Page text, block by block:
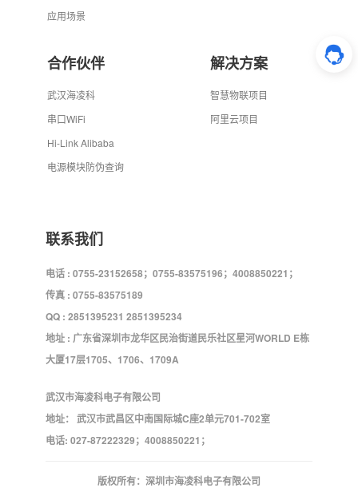
应用场景
合作伙伴
武汉海凌科
串口WiFi
Hi-Link Alibaba
电源模块防伪查询
解决方案
智慧物联项目
阿里云项目
联系我们
电话 : 0755-23152658；0755-83575196；4008850221；
传真 : 0755-83575189
QQ : 2851395231 2851395234
地址 : 广东省深圳市龙华区民治街道民乐社区星河WORLD E栋
大厦17层1705、1706、1709A
武汉市海凌科电子有限公司
地址： 武汉市武昌区中南国际城C座2单元701-702室
电话: 027-87222329；4008850221；
版权所有：深圳市海凌科电子有限公司